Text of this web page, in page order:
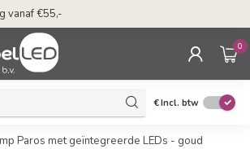
vanaf €55,-
0
€Incl. btw
Paros met geïntegreerde LEDs - goud